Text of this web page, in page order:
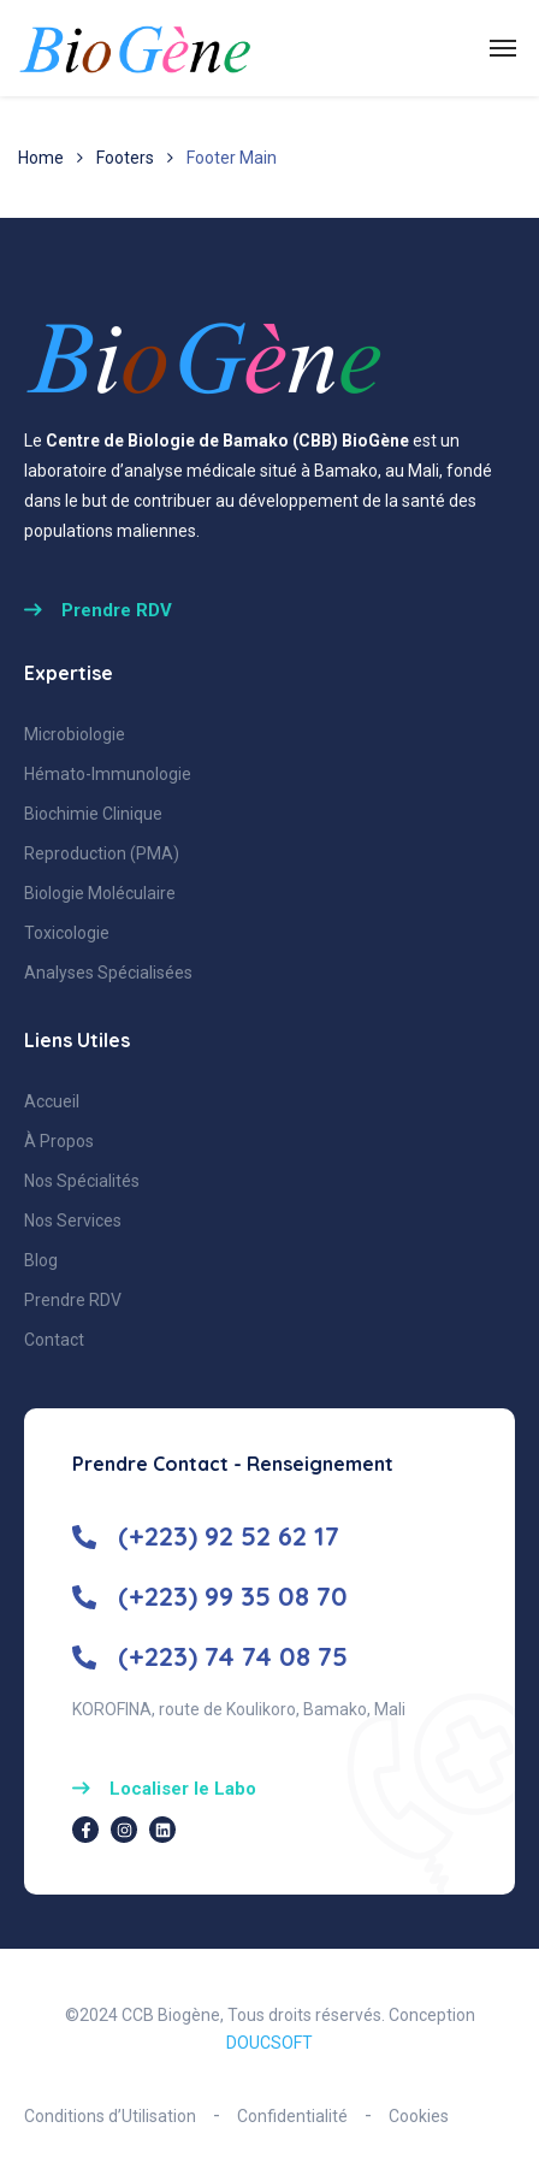
Home Footers Footer Main
Le Centre de Biologie de Bamako (CBB) BioGèneest un
laboratoire d’analyse médicale situé à Bamako, au Mali, fondé
dans le but de contribuer au développement de la santé des
populations maliennes.
Prendre RDV
Expertise
Microbiologie
Hémato-Immunologie
Biochimie Clinique
Reproduction (PMA)
Biologie Moléculaire
Toxicologie
Analyses Spécialisées
Liens Utiles
Accueil
À Propos
Nos Spécialités
Nos Services
Blog
Prendre RDV
Contact
Prendre Contact - Renseignement
(+223) 92 52 62 17
(+223) 99 35 08 70
(+223) 74 74 08 75
KOROFINA, route de Koulikoro, Bamako, Mali
Localiser le Labo
©2024 CCB Biogène, Tous droits réservés. Conception
DOUCSOFT
Conditions d’Utilisation Confidentialité Cookies